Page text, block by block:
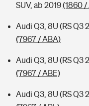
SUV, ab 2019(1860 /
Audi Q3, 8U (RS Q3
(7967 / ABA)
Audi Q3, 8U (RS Q3
(7967 / ABE)
Audi Q3, 8U (RS Q3